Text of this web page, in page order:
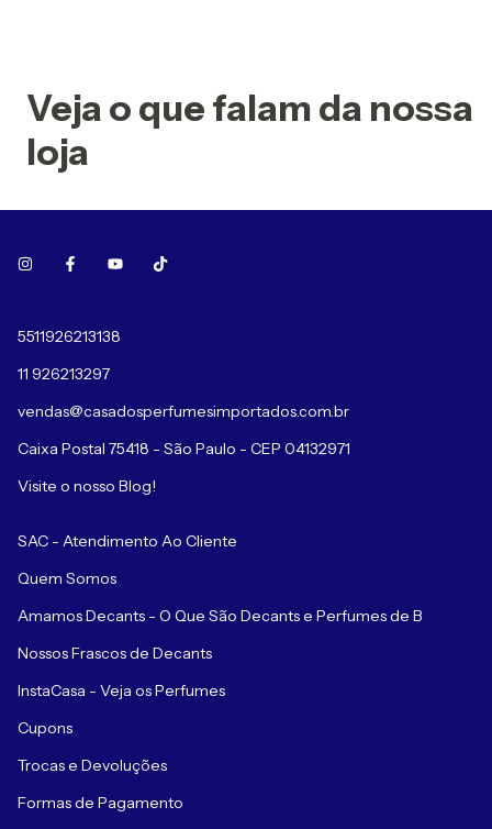
Veja o que falam da nossa
loja
5511926213138
11 926213297
vendas@casadosperfumesimportados.com.br
Caixa Postal 75418 - São Paulo - CEP 04132971
Visite o nosso Blog!
SAC - Atendimento Ao Cliente
Quem Somos
Amamos Decants - O Que São Decants e Perfumes de B
Nossos Frascos de Decants
InstaCasa - Veja os Perfumes
Cupons
Trocas e Devoluções
Formas de Pagamento